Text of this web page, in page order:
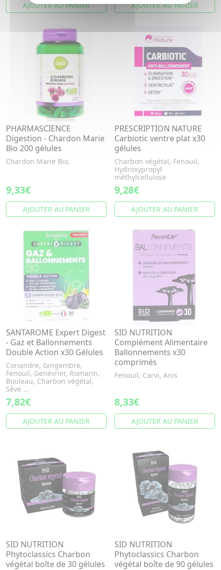
AJOUTER AU PANIER AJOUTER AU PANIER
PHARMASCIENCE
Digestion - Chardon Marie
Bio 200 gélules
Chardon Marie Bio.
9,33€
AJOUTER AU PANIER
PRESCRIPTION NATURE
Carbiotic ventre plat x30
gélules
Charbon végétal, Fenouil,
Hydroxypropyl
méthylcellulose
9,28€
AJOUTER AU PANIER
SANTAROME Expert Digest
- Gaz et Ballonnements
Double Action x30 Gélules
Coriandre, Gingembre,
Fenouil, Genévrier, Romarin,
Bouleau, Charbon végétal,
Sève ...
7,82€
AJOUTER AU PANIER
SID NUTRITION
Complément Alimentaire
Ballonnements x30
comprimés
Fenouil, Carvi, Anis
8,33€
AJOUTER AU PANIER
SID NUTRITION
Phytoclassics Charbon
végétal boîte de 30 gélules
SID NUTRITION
Phytoclassics Charbon
végétal boîte de 90 gélules